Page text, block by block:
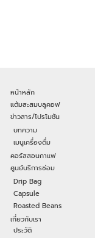
หน้าหลัก
แต้มสะสมบลูคอฟ
ข่าวสาร/โปรโมชัน
บทความ
เมนูเครื่องดื่ม
คอร์สสอนกาแฟ
ศูนย์บริการซ่อม
Drip Bag
Capsule
Roasted Beans
เกี่ยวกับเรา
ประวัติ